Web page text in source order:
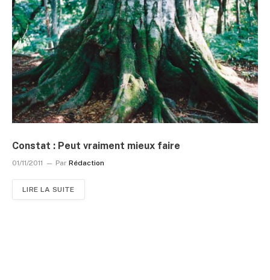
Constat : Peut vraiment mieux faire
01/11/2011 Par Rédaction
LIRE LA SUITE